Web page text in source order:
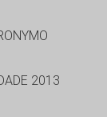
2013